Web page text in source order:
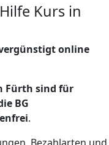
Kurs in
online
Fürth sind für
BG
.